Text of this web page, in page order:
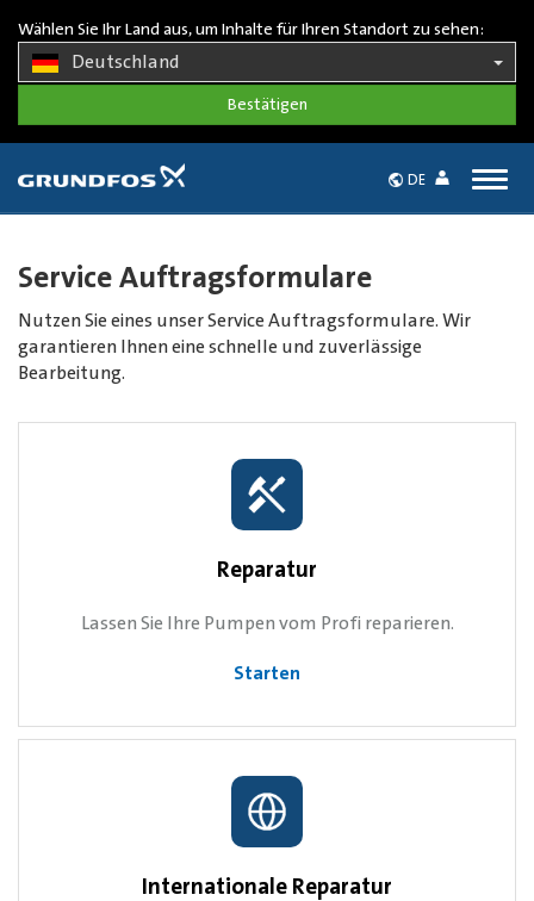
Wählen Sie Ihr Land aus, um Inhalte für Ihren Standort zu sehen:
Deutschland
DE
Service Auftragsformulare
Nutzen Sie eines unser Service Auftragsformulare. Wir
garantieren Ihnen eine schnelle und zuverlässige
Bearbeitung.
Reparatur
Lassen Sie Ihre Pumpen vom Profi reparieren.
Starten
Internationale Reparatur